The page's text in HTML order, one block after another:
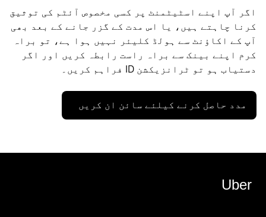
اگر آپ اپنے اسٹیٹمنٹ پر کسی مخصوص آئٹم کی توثیق
کرنا چاہتے ہیں، یا اس مدت کے گزر جانے کے بعد بھی
آپ کے اکاؤنٹ سے ہولڈ کلیئر نہیں ہوا ہے، تو براہ
کرم اپنے بینک سے براہ راست رابطہ کریں اور اگر
دستیاب ہو تو ٹرانزیکشن ID فراہم کریں۔
مدد حاصل کرنے کیلئے سائن ان کریں
Uber